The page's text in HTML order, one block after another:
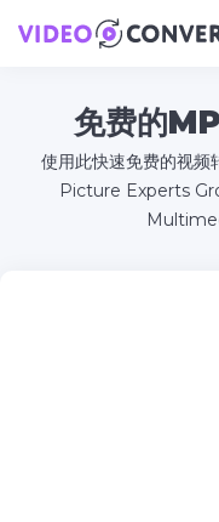
免费的
使用此快速免费的视
Picture Experts